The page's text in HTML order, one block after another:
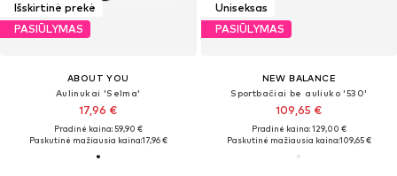
Išskirtinė prekė
PASIŪLYMAS
ABOUT YOU
Aulinukai 'Selma'
17,96 €
Pradinė kaina: 59,90 €
Paskutinė mažiausia kaina:17,96 €
Uniseksas
PASIŪLYMAS
NEW BALANCE
Sportbačiai be auliuko '530'
109,65 €
Pradinė kaina: 129,00 €
Paskutinė mažiausia kaina:109,65 €